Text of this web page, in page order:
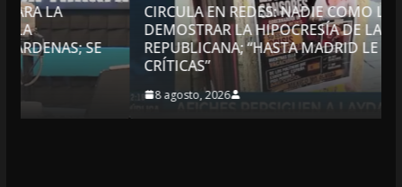
CIRCULA EN REDES: NADIE COMO LAYDA PARA
DEMOSTRAR LA HIPOCRESÍA DE LA AUSTERIDAD
REPUBLICANA; “HASTA MADRID LE LLEGAN LAS
CRÍTICAS”